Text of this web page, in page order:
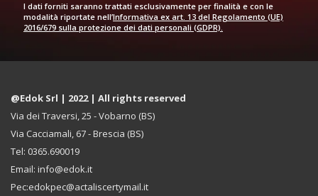
I dati forniti saranno trattati esclusivamente per finalità e con le
modalità riportate nell’Informativa ex art. 13 del Regolamento (UE)
2016/679 sulla protezione dei dati personali (GDPR).
@Edok Srl | 2022 | All rights reserved
Via dei Traversi, 25 - Vobarno (BS)
Via Cacciamali, 67 - Brescia (BS)
Tel: 0365.690019
Email: info@edok.it
Pec:edokpec@actaliscertymail.it